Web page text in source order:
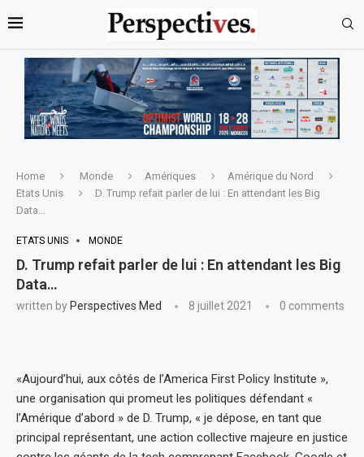
Home Monde Amériques
Amérique du Nord
Etats Unis
D. Trump refait parler de lui : En attendant les Big
Data…
ETATS UNIS MONDE
D. Trump refait parler de lui : En attendant les Big
Data…
written by Perspectives Med 8 juillet 2021 0 comments
«Aujourd’hui, aux côtés de l’America First Policy Institute »,
une organisation qui promeut les politiques défendant «
l’Amérique d’abord » de D. Trump, « je dépose, en tant que
principal représentant, une action collective majeure en justice